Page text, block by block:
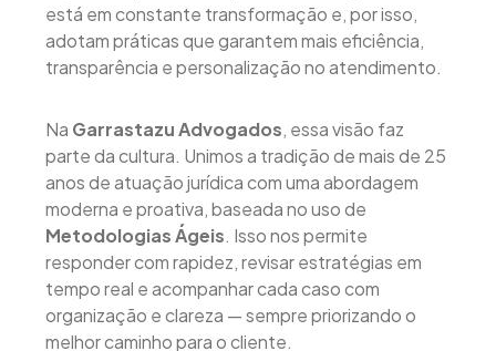
está em constante transformação e, por isso,
adotam práticas que garantem mais eficiência,
transparência e personalização no atendimento.
Na Garrastazu Advogados, essa visão faz
parte da cultura. Unimos a tradição de mais de 25
anos de atuação jurídica com uma abordagem
moderna e proativa, baseada no uso de
Metodologias Ágeis. Isso nos permite
responder com rapidez, revisar estratégias em
tempo real e acompanhar cada caso com
organização e clareza — sempre priorizando o
melhor caminho para o cliente.